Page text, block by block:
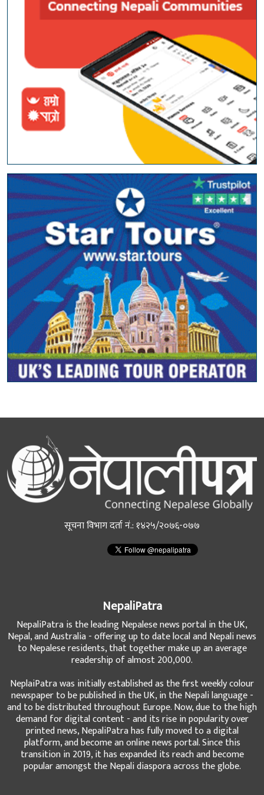
सूचना विभाग दर्ता नं.: १४२५/२०७६-०७७
NepaliPatra
NepaliPatra is the leading Nepalese news portal in the UK,
Nepal, and Australia - offering up to date local and Nepali news
to Nepalese residents, that together make up an average
readership of almost 200,000.
NeplaiPatra was initially established as the first weekly colour
newspaper to be published in the UK, in the Nepali language -
and to be distributed throughout Europe. Now, due to the high
demand for digital content - and its rise in popularity over
printed news, NepaliPatra has fully moved to a digital
platform, and become an online news portal. Since this
transition in 2019, it has expanded its reach and become
popular amongst the Nepali diaspora across the globe.